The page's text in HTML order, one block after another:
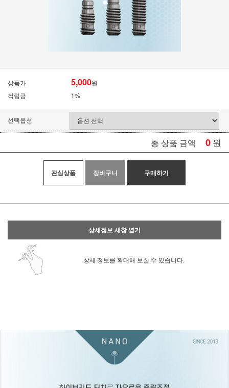
상품가 5,000원
적립금
1%
선택옵션
총 상품 금액 0 원
관심상품 장바구니 구매하기
상세정보 새창 열기
상세 정보를 확대해 보실 수 있습니다.